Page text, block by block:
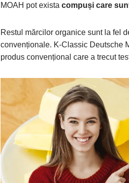
MOAH pot exista compuși care
Restul mărcilor organice sunt la fel
convenționale. K-Classic Deutsche
produs convențional care a trecut